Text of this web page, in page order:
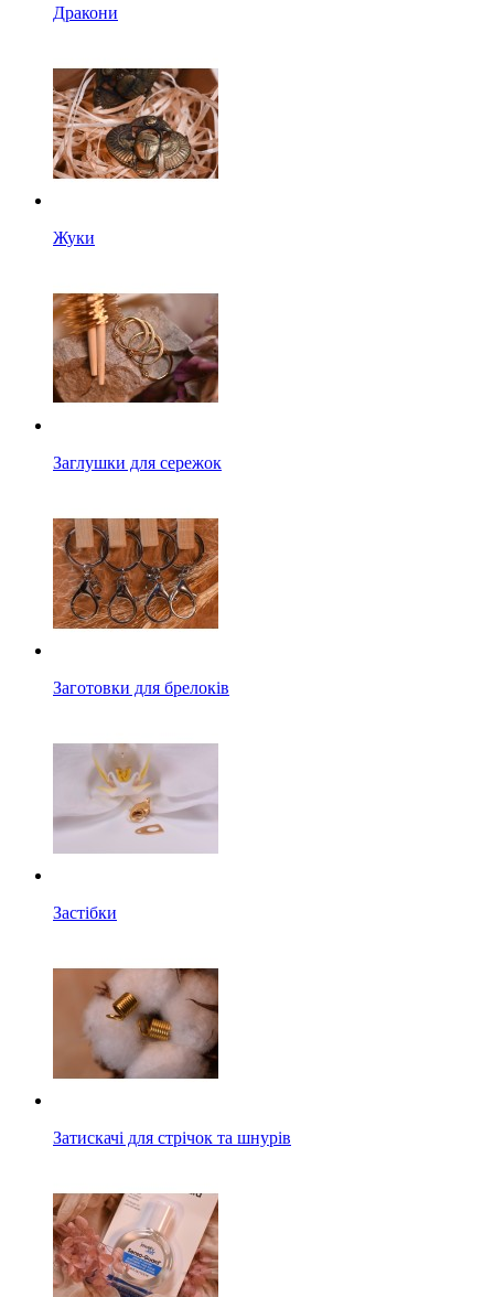
Дракони
Жуки
Заглушки для сережок
Заготовки для брелоків
Застібки
Затискачі для стрічок та шнурів